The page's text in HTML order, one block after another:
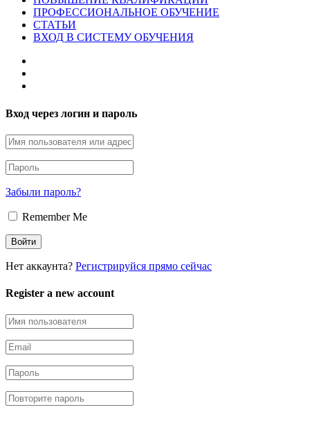
ПРОФЕССИОНАЛЬНОЕ ОБУЧЕНИЕ
СТАТЬИ
ВХОД В СИСТЕМУ ОБУЧЕНИЯ
Вход через логин и пароль
Забыли пароль?
Remember Me
Нет аккаунта? Регистрируйся прямо сейчас
Register a new account